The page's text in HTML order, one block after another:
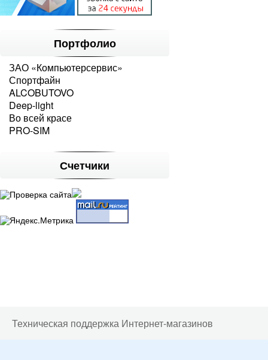
Портфолио
ЗАО «Компьютерсервис»
Спортфайн
ALCOBUTOVO
Deep-light
Во всей красе
PRO-SIM
Счетчики
Техническая поддержка Интернет-магазинов